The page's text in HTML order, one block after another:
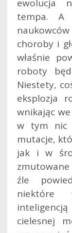
ewolucja
tempa. A
choroby i
właśnie
roboty
Niestety,
eksplozja
wnikając
w tym nic
mutacje,
jak i w
źle
niektóre
cielesnej